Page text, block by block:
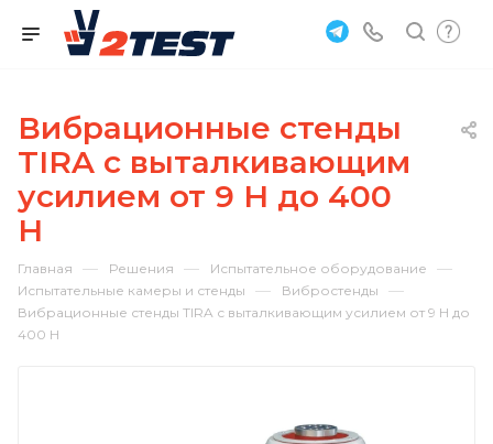
Вибрационные стенды
TIRA с выталкивающим
усилием от 9 Н до 400
Н
Главная — Решения — Испытательное оборудование —
Испытательные камеры и стенды — Вибростенды —
Вибрационные стенды TIRA с выталкивающим усилием от 9 Н до
400 Н